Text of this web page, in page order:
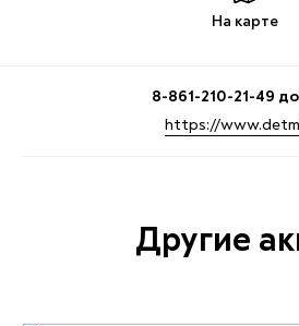
На карте
8-861-210-21-49
https://
Другие